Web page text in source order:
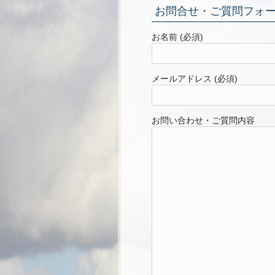
お問合せ・ご質問フォ
お名前 (必須)
メールアドレス (必須)
お問い合わせ・ご質問内容